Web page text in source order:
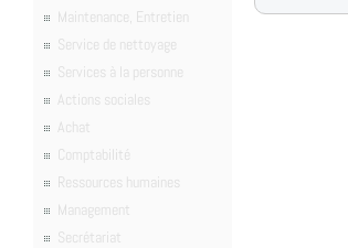
Maintenance, Entretien
Service de nettoyage
Services à la personne
Actions sociales
Achat
Comptabilité
Ressources humaines
Management
Secrétariat